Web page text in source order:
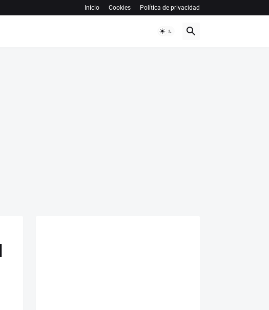
Inicio Cookies Política de privacidad